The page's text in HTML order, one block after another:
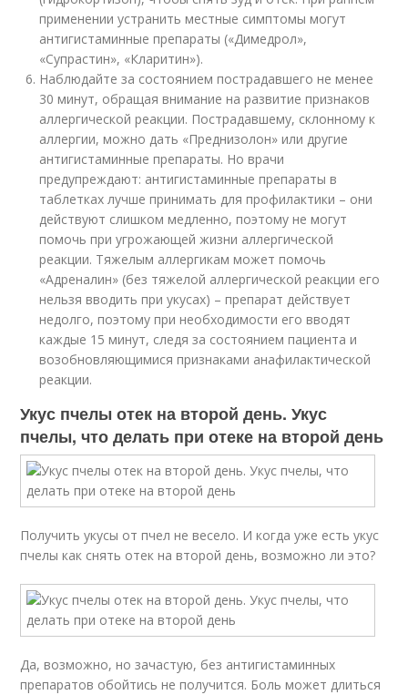
применении устранить местные симптомы могут
антигистаминные препараты («Димедрол»,
«Супрастин», «Кларитин»).
Наблюдайте за состоянием пострадавшего не менее
30 минут, обращая внимание на развитие признаков
аллергической реакции. Пострадавшему, склонному к
аллергии, можно дать «Преднизолон» или другие
антигистаминные препараты. Но врачи
предупреждают: антигистаминные препараты в
таблетках лучше принимать для профилактики – они
действуют слишком медленно, поэтому не могут
помочь при угрожающей жизни аллергической
реакции. Тяжелым аллергикам может помочь
«Адреналин» (без тяжелой аллергической реакции его
нельзя вводить при укусах) – препарат действует
недолго, поэтому при необходимости его вводят
каждые 15 минут, следя за состоянием пациента и
возобновляющимися признаками анафилактической
реакции.
Укус пчелы отек на второй день. Укус
пчелы, что делать при отеке на второй день
Получить укусы от пчел не весело. И когда уже есть укус
пчелы как снять отек на второй день, возможно ли это?
Да, возможно, но зачастую, без антигистаминных
препаратов обойтись не получится. Боль может длиться